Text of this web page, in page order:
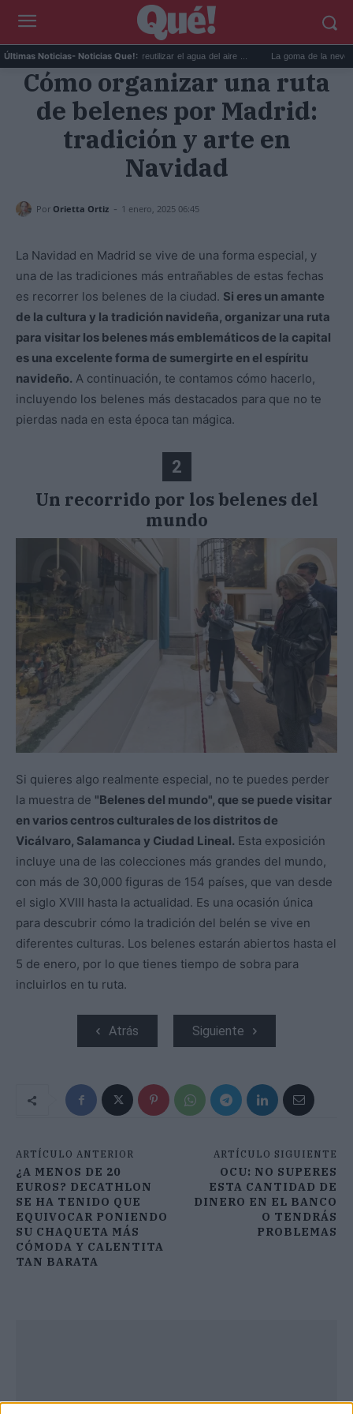
Últimas Noticias- Noticias Que!:
6 usos prácticos para reutilizar el agua del aire ... La goma de la nevera:
Cómo organizar una ruta
de belenes por Madrid:
tradición y arte en
Navidad
Por Orietta Ortiz - 1 enero, 2025 06:45
La Navidad en Madrid se vive de una forma especial, y
una de las tradiciones más entrañables de estas fechas
es recorrer los belenes de la ciudad. Si eres un amante
de la cultura y la tradición navideña, organizar una ruta
para visitar los belenes más emblemáticos de la capital
es una excelente forma de sumergirte en el espíritu
navideño. A continuación, te contamos cómo hacerlo,
incluyendo los belenes más destacados para que no te
pierdas nada en esta época tan mágica.
2
Un recorrido por los belenes del
mundo
Si quieres algo realmente especial, no te puedes perder
la muestra de "Belenes del mundo", que se puede visitar
en varios centros culturales de los distritos de
Vicálvaro, Salamanca y Ciudad Lineal. Esta exposición
incluye una de las colecciones más grandes del mundo,
con más de 30,000 figuras de 154 países, que van desde
el siglo XVIII hasta la actualidad. Es una ocasión única
para descubrir cómo la tradición del belén se vive en
diferentes culturas. Los belenes estarán abiertos hasta el
5 de enero, por lo que tienes tiempo de sobra para
incluirlos en tu ruta.
Atrás Siguiente
ARTÍCULO ANTERIOR
¿A MENOS DE 20
EUROS? DECATHLON
SE HA TENIDO QUE
EQUIVOCAR PONIENDO
SU CHAQUETA MÁS
CÓMODA Y CALENTITA
TAN BARATA
ARTÍCULO SIGUIENTE
OCU: NO SUPERES
ESTA CANTIDAD DE
DINERO EN EL BANCO
O TENDRÁS
PROBLEMAS